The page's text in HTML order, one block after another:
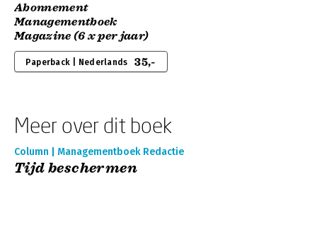
Abonnement
Managementboek
Magazine (6 x per jaar)
Paperback | Nederlands 35,-
Meer over dit boek
Column | Managementboek Redactie
Tijd beschermen